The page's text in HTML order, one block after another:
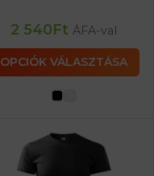
2 540Ft ÁFA-val
OPCIÓK VÁLASZTÁSA